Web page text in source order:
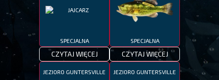
SPECJALNA
CZYTAJ WIĘCEJ
SPECJALNA
CZYTAJ WIĘCEJ
JEZIORO GUNTERSVILLE JEZIORO GUNTERSVILLE